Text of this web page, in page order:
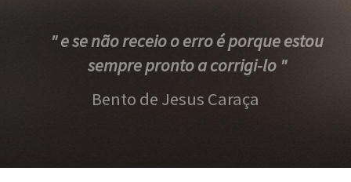
" e se não receio o erro é porque estou
sempre pronto a corrigi-lo "
Bento de Jesus Caraça